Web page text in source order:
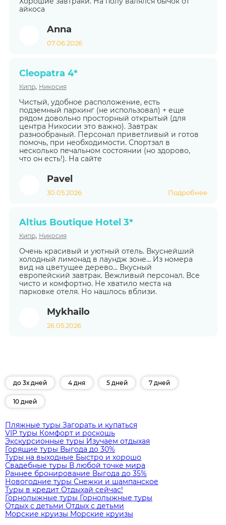
айкоса
Anna
07.06.2026
Cleopatra 4*
Кипр, Никосия
Чистый, удобное расположение, есть
подземный паркинг (не использовал) + еще
рядом довольно просторный открытый (для
центра Никосии это важно). Завтрак
разнообраный. Персонал приветливый и готов
помочь, при необходимости. Спортзал в
несколько печальном состоянии (но здорово,
что он есть!). На сайте
Pavel
30.05.2026 Подробнее
Altius Boutique Hotel 3*
Кипр, Никосия
Очень красивый и уютный отель. Вкуснейший
холодный лимонад в лаундж зоне... Из номера
вид на цветущее дерево... Вкусный
европейский завтрак. Вежливый персонал. Все
чисто и комфортно. Не хватило места на
парковке отеля. Но нашлось вблизи.
Mykhailo
26.05.2026
до 3х дней 4 дня 5 дней 7 дней
10 дней
Пляжные туры Загорать и купаться
VIP туры Комфорт и роскошь
Экскурсионные туры Изучаем отдыхая
Горящие туры Выгода до 30%
Туры на выходные Быстро и хорошо
Свадебные туры В любой точке мира
Раннее бронирование Выгода до 35%
Новогодние туры Снежки и шампанское
Туры в кредит Отдыхай сейчас!
Горнолыжные туры Горнолыжные туры
Отдых с детьми Отдых с детьми
Морские круизы Морские круизы